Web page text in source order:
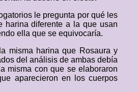
le pregunta por qué les
harina diferente a la que usan
ella que se equivocaría.
misma harina que Rosaura y
del análisis de ambas debía
misma con que se elaboraron
aparecieron en los cuerpos